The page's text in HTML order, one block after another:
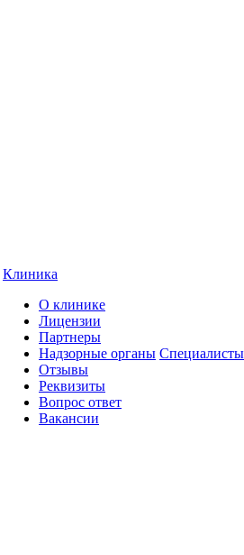
Клиника
О клинике
Лицензии
Партнеры
Надзорные органы
Отзывы
Реквизиты
Вопрос ответ
Вакансии
Специалисты